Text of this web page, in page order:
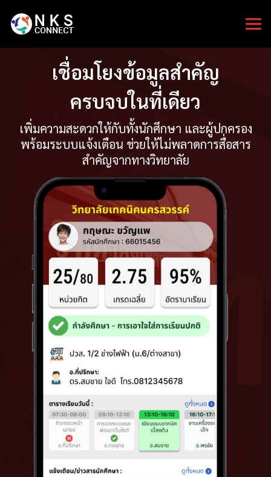
เชื่อมโยงข้อมูลสำคัญ
ครบจบในที่เดียว
เพิ่มความสะดวกให้กับทั้งนักศึกษา และผู้ปกครอง
พร้อมระบบแจ้งเตือน ช่วยให้ไม่พลาดการสื่อสาร
สำคัญจากทางวิทยาลัย